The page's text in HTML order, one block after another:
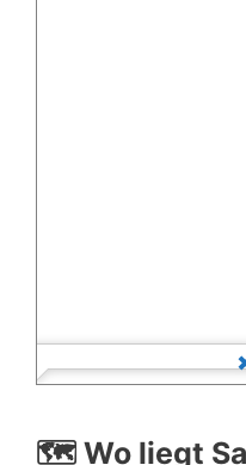
🗺️ Wo liegt